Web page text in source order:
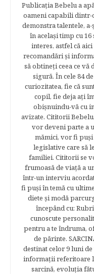
Publicația Bebelu a
oameni capabili dintr-
demonstra talentele,
în acelaşi timp cu
interes, astfel că
recomandări şi
să obtineţi ceea ce
sigură. În cele 84
curiozitatea, fie că
copil, fie deja aţi
obişnuindu-vă cu
avizate. Cititorii
vor deveni parte a
mămici, vor fi puşi
legislative care să
familiei. Cititorii se
frumoasă de viață a
într-un interviu
fi puşi în temă cu
diete şi modă
începând cu:
cunoscute
pentru a te îndruma,
de părinte.
destinat celor 9 luni
informaţii referitoare
sarcină, evoluţia